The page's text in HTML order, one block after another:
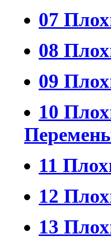
07
08
09
10
11
12
13